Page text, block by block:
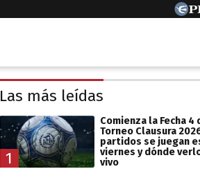
Las más leídas
1
Comienza la Fecha 4
Torneo Clausura
partidos se juegan
viernes y dónde
vivo